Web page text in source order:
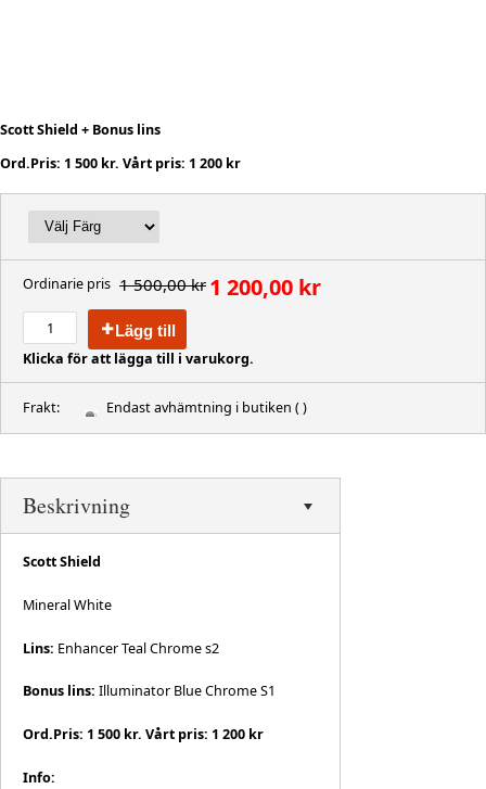
Scott Shield + Bonus lins
Ord.Pris: 1 500 kr. Vårt pris: 1 200 kr
Ordinarie pris 1 500,00 kr 1 200,00 kr
Lägg till
Klicka för att lägga till i varukorg.
Frakt: Endast avhämtning i butiken ( )
Beskrivning
Scott Shield
Mineral White
Lins: Enhancer Teal Chrome s2
Bonus lins: Illuminator Blue Chrome S1
Ord.Pris: 1 500 kr. Vårt pris: 1 200 kr
Info: